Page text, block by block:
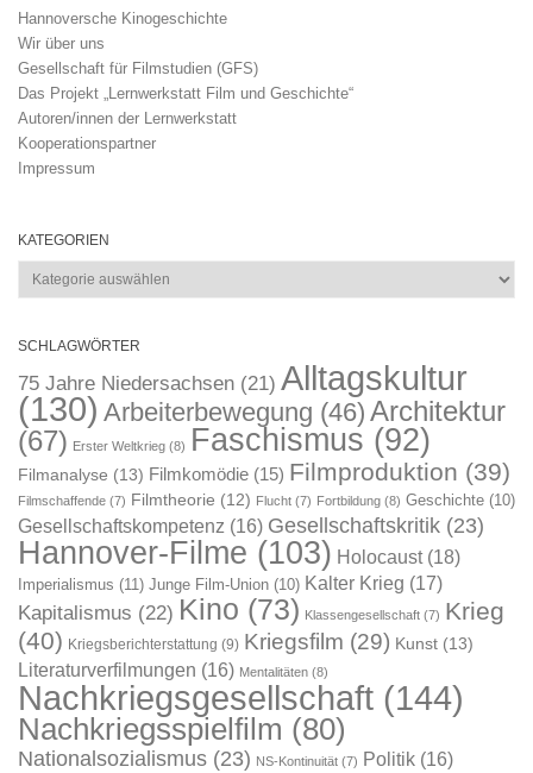
Hannoversche Kinogeschichte
Wir über uns
Gesellschaft für Filmstudien (GFS)
Das Projekt „Lernwerkstatt Film und Geschichte“
Autoren/innen der Lernwerkstatt
Kooperationspartner
Impressum
KATEGORIEN
Kategorien
SCHLAGWÖRTER
75 Jahre Niedersachsen (21) Alltagskultur
(130) Arbeiterbewegung (46) Architektur
(67) Erster Weltkrieg (8) Faschismus (92)
Filmanalyse (13) Filmkomödie (15) Filmproduktion (39)
Filmschaffende (7) Filmtheorie (12) Flucht (7) Fortbildung (8) Geschichte (10)
Gesellschaftskompetenz (16) Gesellschaftskritik (23)
Hannover-Filme (103) Holocaust(18)
Imperialismus (11) Junge Film-Union (10) Kalter Krieg (17)
Kapitalismus (22) Kino (73) Klassengesellschaft (7) Krieg
(40) Kriegsberichterstattung (9) Kriegsfilm (29) Kunst (13)
Literaturverfilmungen (16) Mentalitäten (8)
Nachkriegsgesellschaft (144)
Nachkriegsspielfilm (80)
Nationalsozialismus (23) NS-Kontinuität (7) Politik (16)